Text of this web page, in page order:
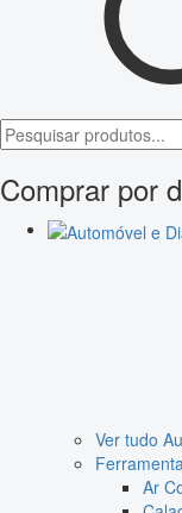
Comprar por
Ver tudo
Ar